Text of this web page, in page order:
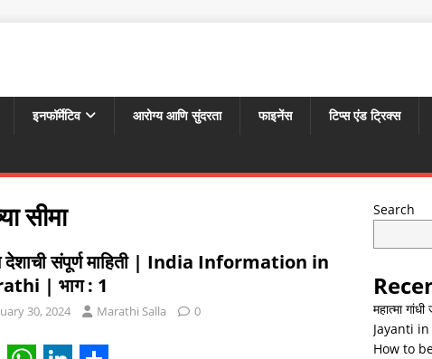
इनफॉर्मेटिव आरोग्य आणि सुंदरता फाइनेंस टिप्स एंड ट्रिक्स
सीमा
देशाची संपूर्ण माहिती | India Information in
| भाग : 1
30, 2024 Marathi Salla 0
Search
महात्मा
Jayanti
How to